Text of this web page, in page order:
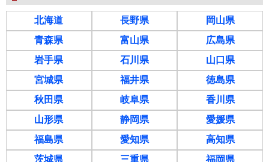
北海道
青森県
岩手県
宮城県
秋田県
山形県
福島県
茨城県
長野県
富山県
石川県
福井県
岐阜県
静岡県
愛知県
三重県
岡山県
広島県
山口県
徳島県
香川県
愛媛県
高知県
福岡県